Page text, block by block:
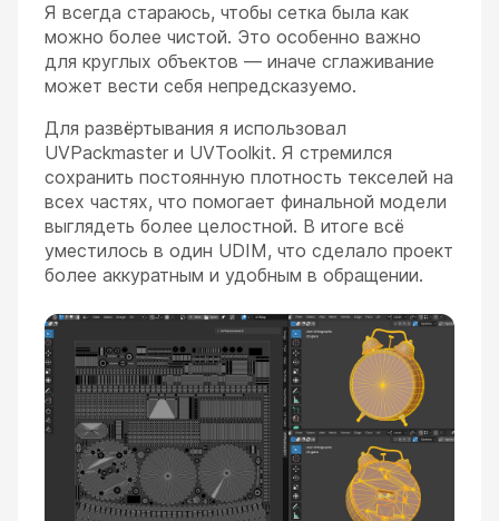
Я всегда стараюсь, чтобы сетка была как
можно более чистой. Это особенно важно
для круглых объектов — иначе сглаживание
может вести себя непредсказуемо.
Для развёртывания я использовал
UVPackmaster и UVToolkit. Я стремился
сохранить постоянную плотность текселей на
всех частях, что помогает финальной модели
выглядеть более целостной. В итоге всё
уместилось в один UDIM, что сделало проект
более аккуратным и удобным в обращении.